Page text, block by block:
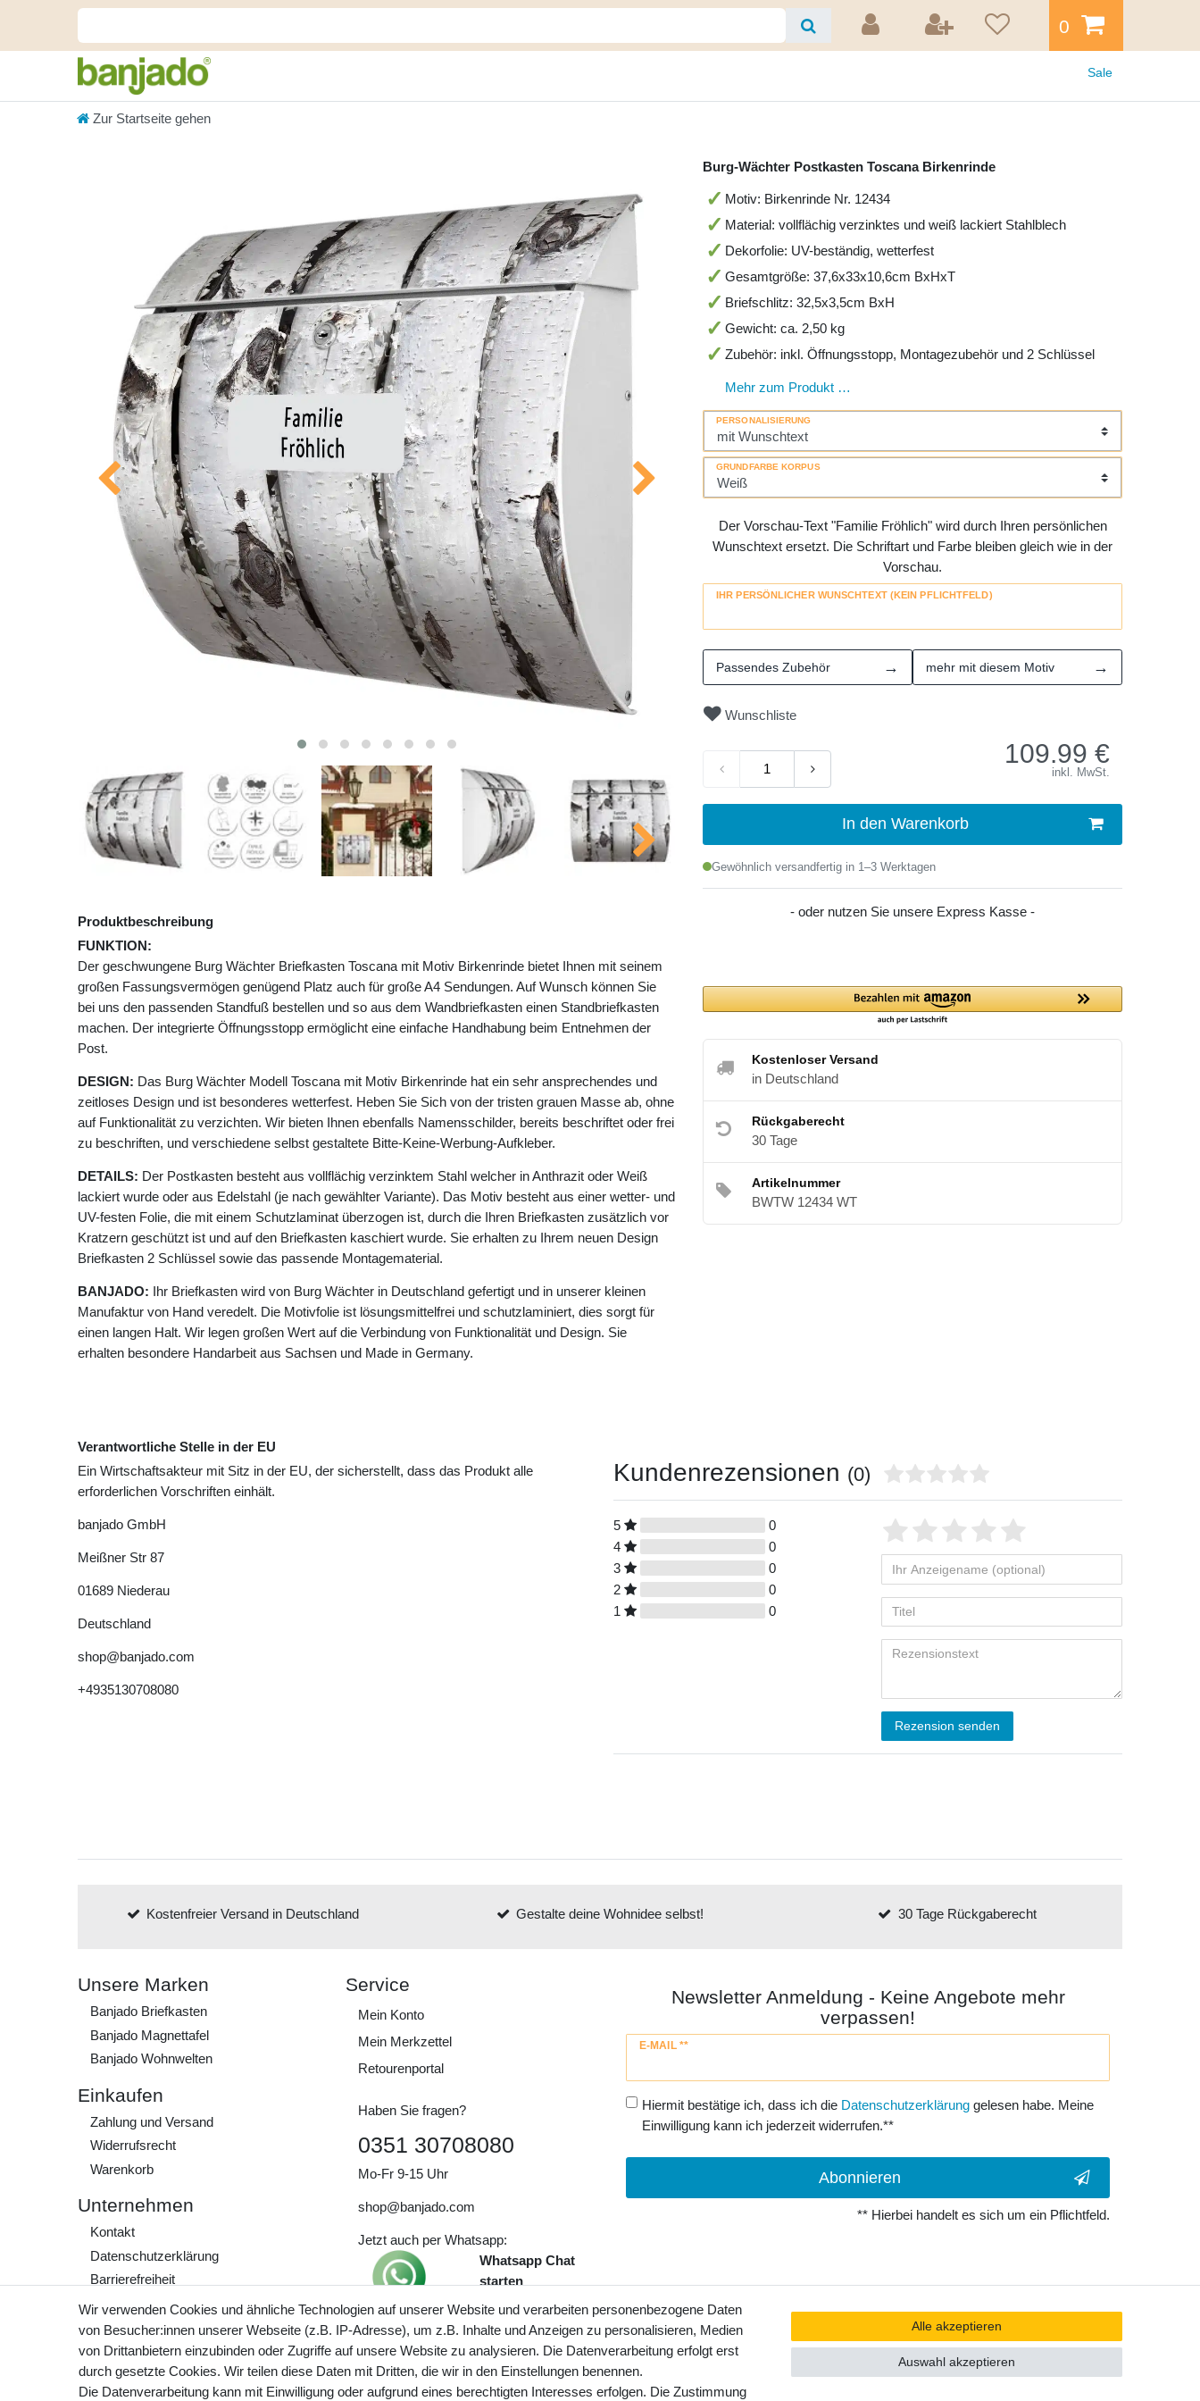
0
Sale
Zur Startseite gehen
Produktbeschreibung
FUNKTION:
Der geschwungene Burg Wächter Briefkasten Toscana mit Motiv Birkenrinde bietet Ihnen mit seinem
großen Fassungsvermögen genügend Platz auch für große A4 Sendungen. Auf Wunsch können Sie
bei uns den passenden Standfuß bestellen und so aus dem Wandbriefkasten einen Standbriefkasten
machen. Der integrierte Öffnungsstopp ermöglicht eine einfache Handhabung beim Entnehmen der
Post.
DESIGN: Das Burg Wächter Modell Toscana mit Motiv Birkenrinde hat ein sehr ansprechendes und
zeitloses Design und ist besonderes wetterfest. Heben Sie Sich von der tristen grauen Masse ab, ohne
auf Funktionalität zu verzichten. Wir bieten Ihnen ebenfalls Namensschilder, bereits beschriftet oder frei
zu beschriften, und verschiedene selbst gestaltete Bitte-Keine-Werbung-Aufkleber.
DETAILS: Der Postkasten besteht aus vollflächig verzinktem Stahl welcher in Anthrazit oder Weiß
lackiert wurde oder aus Edelstahl (je nach gewählter Variante). Das Motiv besteht aus einer wetter- und
UV-festen Folie, die mit einem Schutzlaminat überzogen ist, durch die Ihren Briefkasten zusätzlich vor
Kratzern geschützt ist und auf den Briefkasten kaschiert wurde. Sie erhalten zu Ihrem neuen Design
Briefkasten 2 Schlüssel sowie das passende Montagematerial.
BANJADO: Ihr Briefkasten wird von Burg Wächter in Deutschland gefertigt und in unserer kleinen
Manufaktur von Hand veredelt. Die Motivfolie ist lösungsmittelfrei und schutzlaminiert, dies sorgt für
einen langen Halt. Wir legen großen Wert auf die Verbindung von Funktionalität und Design. Sie
erhalten besondere Handarbeit aus Sachsen und Made in Germany.
Burg-Wächter Postkasten Toscana Birkenrinde
Motiv: Birkenrinde Nr. 12434
Material: vollflächig verzinktes und weiß lackiert Stahlblech
Dekorfolie: UV-beständig, wetterfest
Gesamtgröße: 37,6x33x10,6cm BxHxT
Briefschlitz: 32,5x3,5cm BxH
Gewicht: ca. 2,50 kg
Zubehör: inkl. Öffnungsstopp, Montagezubehör und 2 Schlüssel
Mehr zum Produkt …
PERSONALISIERUNG
GRUNDFARBE KORPUS
Der Vorschau-Text "Familie Fröhlich" wird durch Ihren persönlichen
Wunschtext ersetzt. Die Schriftart und Farbe bleiben gleich wie in der
Vorschau.
IHR PERSÖNLICHER WUNSCHTEXT (KEIN PFLICHTFELD)
Passendes Zubehör → mehr mit diesem Motiv →
Wunschliste
109.99 €
inkl. MwSt.
In den Warenkorb
Gewöhnlich versandfertig in 1–3 Werktagen
- oder nutzen Sie unsere Express Kasse -
Kostenloser Versand
in Deutschland
Rückgaberecht
30 Tage
Artikelnummer
BWTW 12434 WT
Verantwortliche Stelle in der EU
Ein Wirtschaftsakteur mit Sitz in der EU, der sicherstellt, dass das Produkt alle
erforderlichen Vorschriften einhält.
banjado GmbH
Meißner Str 87
01689 Niederau
Deutschland
shop@banjado.com
+4935130708080
Kundenrezensionen (0)
5
0
4
0
3
0
2
0
1
0
Rezension senden
Kostenfreier Versand in Deutschland Gestalte deine Wohnidee selbst! 30 Tage Rückgaberecht
Unsere Marken
Banjado Briefkasten
Banjado Magnettafel
Banjado Wohnwelten
Einkaufen
Zahlung und Versand
Widerrufs­recht
Warenkorb
Unternehmen
Kontakt
Daten­schutz­erklärung
Barrierefreiheit
AGB
Impressum
Werde Teil unserer
Community
Service
Mein Konto
Mein Merkzettel
Retourenportal
Haben Sie fragen?
0351 30708080
Mo-Fr 9-15 Uhr
shop@banjado.com
Jetzt auch per Whatsapp:
Whatsapp Chat
starten
Preisangaben inkl. gesetzl. MwSt. und
zzgl. Service- und Versandkosten
Newsletter Anmeldung - Keine Angebote mehr
verpassen!
E-MAIL **
Newsletter
Hiermit bestätige ich, dass ich die Daten­schutz­erklärunggelesen habe. Meine
Einwilligung kann ich jederzeit widerrufen.**
Abonnieren
** Hierbei handelt es sich um ein Pflichtfeld.
Wir verwenden Cookies und ähnliche Technologien auf unserer Website und verarbeiten personenbezogene Daten
von Besucher:innen unserer Webseite (z.B. IP-Adresse), um z.B. Inhalte und Anzeigen zu personalisieren, Medien
von Drittanbietern einzubinden oder Zugriffe auf unsere Website zu analysieren. Die Datenverarbeitung erfolgt erst
durch gesetzte Cookies. Wir teilen diese Daten mit Dritten, die wir in den Einstellungen benennen.
Die Datenverarbeitung kann mit Einwilligung oder aufgrund eines berechtigten Interesses erfolgen. Die Zustimmung
Alle akzeptieren
Auswahl akzeptieren